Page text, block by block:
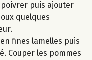
puis ajouter
quelques
fines lamelles puis
Couper les pommes